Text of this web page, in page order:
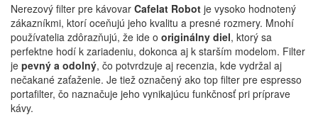
Nerezový filter pre kávovar Cafelat Robot je vysoko hodnotený
zákazníkmi, ktorí oceňujú jeho kvalitu a presné rozmery. Mnohí
používatelia zdôrazňujú, že ide o originálny diel, ktorý sa
perfektne hodí k zariadeniu, dokonca aj k starším modelom. Filter
je pevný a odolný, čo potvrdzuje aj recenzia, kde vydržal aj
nečakané zaťaženie. Je tiež označený ako top filter pre espresso
portafilter, čo naznačuje jeho vynikajúcu funkčnosť pri príprave
kávy.